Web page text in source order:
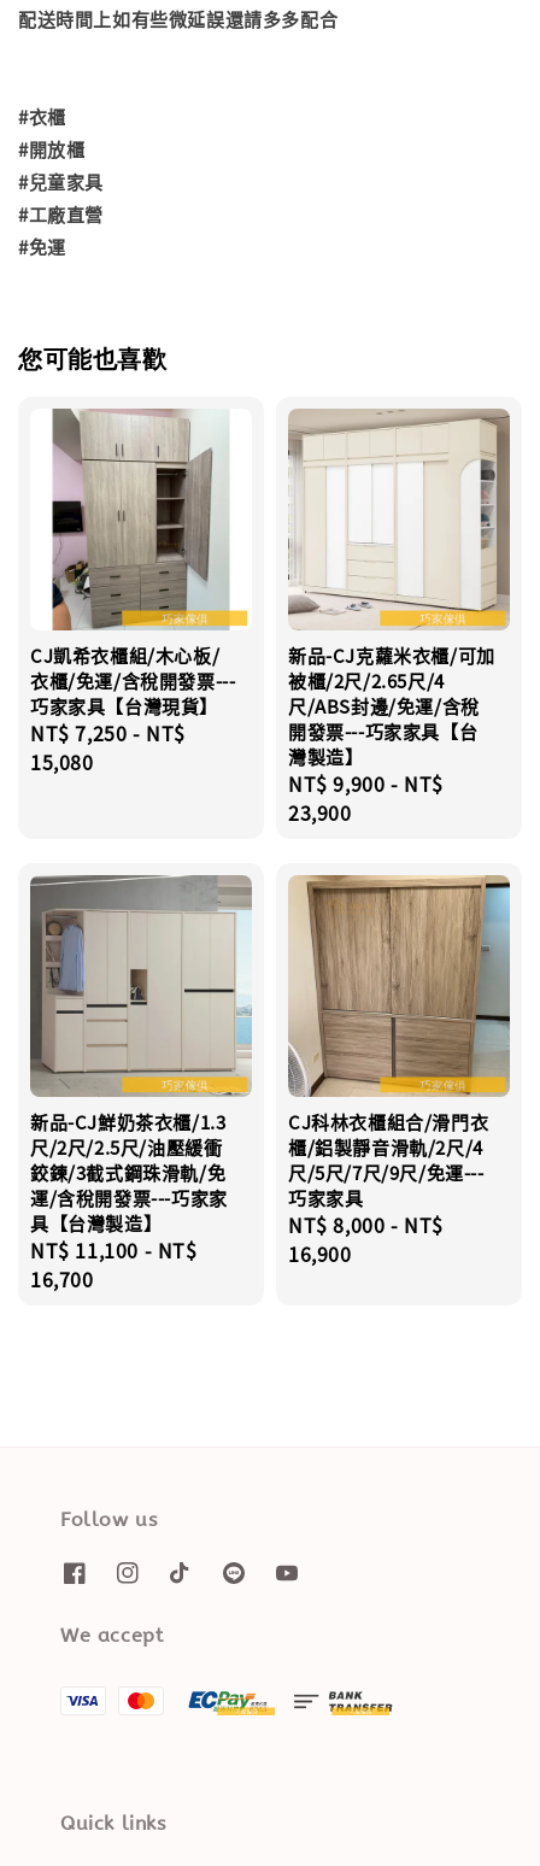
配送時間上如有些微延誤還請多多配合
#衣櫃
#開放櫃
#兒童家具
#工廠直營
#免運
您可能也喜歡
CJ凱希衣櫃組/木心板/
衣櫃/免運/含稅開發票---
巧家家具【台灣現貨】
Regular
price
NT$ 7,250 - NT$
15,080
新品-CJ克蘿米衣櫃/可加
被櫃/2尺/2.65尺/4
尺/ABS封邊/免運/含稅
開發票---巧家家具【台
灣製造】
Regular
price
NT$ 9,900 - NT$
23,900
新品-CJ鮮奶茶衣櫃/1.3
尺/2尺/2.5尺/油壓緩衝
鉸鍊/3截式鋼珠滑軌/免
運/含稅開發票---巧家家
具【台灣製造】
Regular
price
NT$ 11,100 - NT$
16,700
CJ科林衣櫃組合/滑門衣
櫃/鋁製靜音滑軌/2尺/4
尺/5尺/7尺/9尺/免運---
巧家家具
Regular
price
NT$ 8,000 - NT$
16,900
Follow us
We accept
Quick links